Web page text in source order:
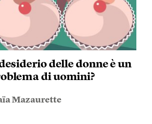
delle donne è un
di uomini?
Mazaurette